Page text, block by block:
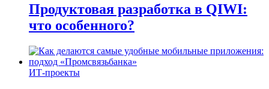
Продуктовая разработка в QIWI:
что особенного?
ИТ-проекты